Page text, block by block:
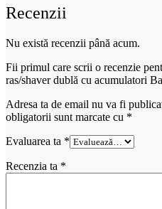
Recenzii
Nu există recenzii până acum.
Fii primul care scrii o recenzie
ras/shaver dublă cu acumulatori
Adresa ta de email nu va fi
obligatorii sunt marcate cu *
Evaluarea ta *
Recenzia ta *